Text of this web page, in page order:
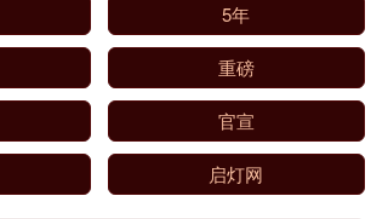
5年
重磅
官宣
启灯网